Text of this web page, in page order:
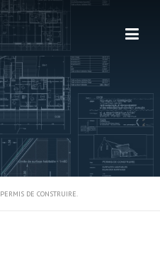
PERMIS DE CONSTRUIRE.